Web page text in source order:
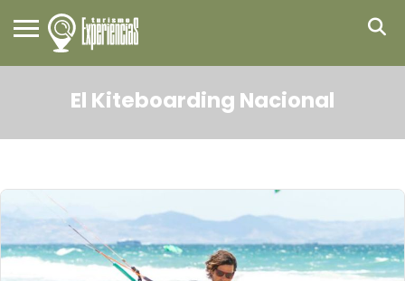
El Kiteboarding Nacional